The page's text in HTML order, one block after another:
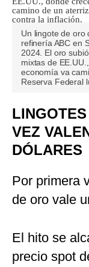
Un lingote de oro
refinería ABC en
2024. El oro
mixtas de
economía va
Reserva Federal
VEZ
DÓLARES
Por primera
de oro vale
El hito se
precio spot